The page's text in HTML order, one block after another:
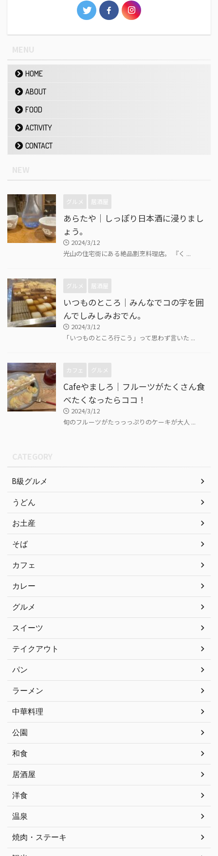
HOME
ABOUT
FOOD
ACTIVITY
CONTACT
グルメ 居酒屋
あらたや｜しっぽり日本酒に浸りまし
ょう。
2024/3/12
光山の住宅街にある絶品割烹料理店。 『く ...
グルメ 居酒屋
いつものところ｜みんなでコの字を囲
んでしみしみおでん。
2024/3/12
「いつものところ行こう」って思わず言いた ...
カフェ グルメ
Cafeやましろ｜フルーツがたくさん食
べたくなったらココ！
2024/3/12
旬のフルーツがたっっっぷりのケーキが大人 ...
B級グルメ
うどん
お土産
そば
カフェ
カレー
グルメ
スイーツ
テイクアウト
パン
ラーメン
中華料理
公園
和食
居酒屋
洋食
温泉
焼肉・ステーキ